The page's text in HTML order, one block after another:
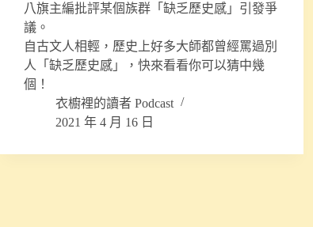
八旗主編批評某個族群「缺乏歷史感」引發爭
議。
自古文人相輕，歷史上好多大師都曾經罵過別
人「缺乏歷史感」，快來看看你可以猜中幾
個！
衣櫥裡的讀者 Podcast
2021 年 4 月 16 日